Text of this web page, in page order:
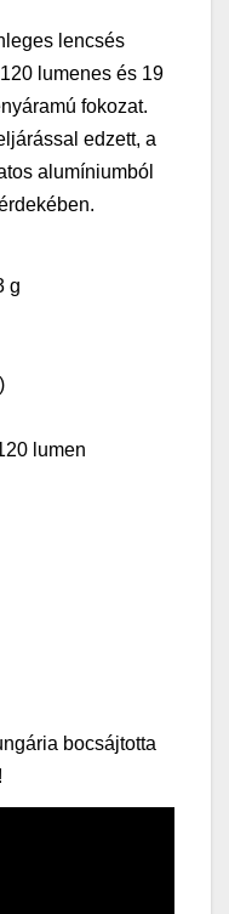
lencsés
lumenes és 19
fokozat.
edzett, a
alumíniumból
g
lumen
bocsájtotta